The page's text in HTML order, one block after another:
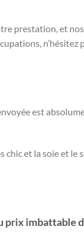
prestation, et nos
n’hésitez
est
chic et la soie et le
prix imbattable